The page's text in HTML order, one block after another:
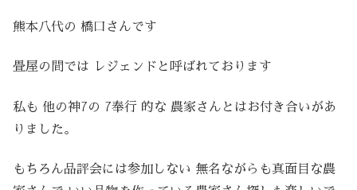
熊本八代の 橋口さんです
畳屋の間では レジェンドと呼ばれております
私も 他の神7の 7奉行 的な 農家さんとはお付き合いがあ
りました。
もちろん品評会には参加しない 無名ながらも真面目な農